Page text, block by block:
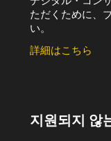
ただくために、
い。
詳細はこちら
지원되지 않